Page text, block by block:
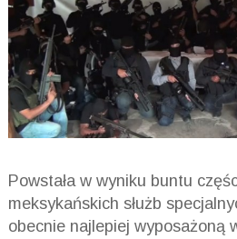
Powstała w wyniku buntu
meksykańskich służb
obecnie najlepiej wyposażoną